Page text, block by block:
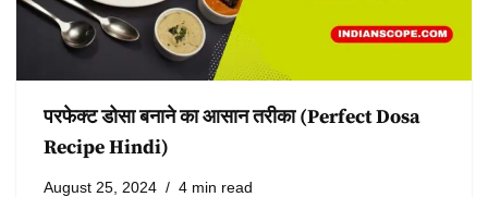
परफेक्ट डोसा बनाने का आसान तरीका (Perfect Dosa
Recipe Hindi)
August 25, 2024 4 min read